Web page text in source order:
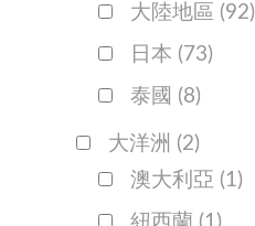
大陸地區 (92)
日本 (73)
泰國 (8)
大洋洲 (2)
澳大利亞 (1)
紐西蘭 (1)